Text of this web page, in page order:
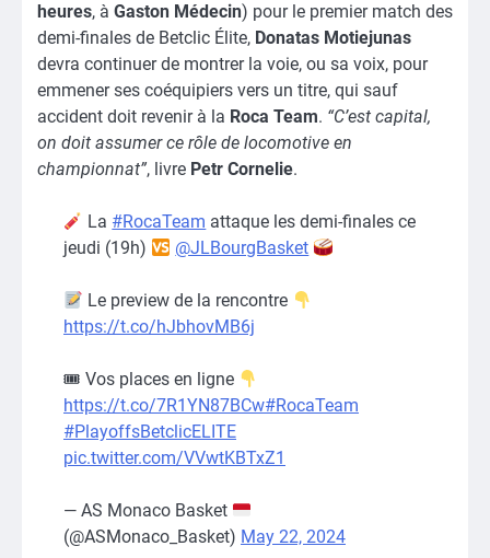
heures, à Gaston Médecin) pour le premier match des
demi-finales de Betclic Élite, Donatas Motiejunas
devra continuer de montrer la voie, ou sa voix, pour
emmener ses coéquipiers vers un titre, qui sauf
accident doit revenir à la Roca Team. “C’est capital,
on doit assumer ce rôle de locomotive en
championnat”, livre Petr Cornelie.
La #RocaTeam attaque les demi-finales ce
jeudi (19h)
@JLBourgBasket
Le preview de la rencontre
https://t.co/hJbhovMB6j
🎟 Vos places en ligne
https://t.co/7R1YN87BCw#RocaTeam
#PlayoffsBetclicELITE
pic.twitter.com/VVwtKBTxZ1
— AS Monaco Basket
(@ASMonaco_Basket) May 22, 2024